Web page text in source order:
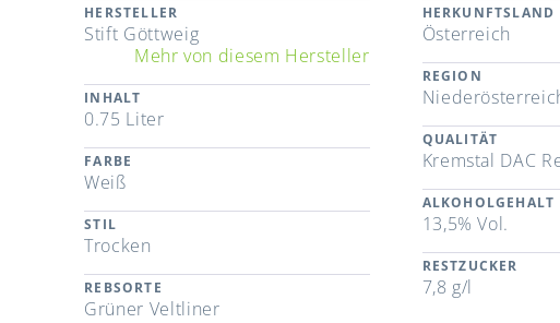
HERSTELLER
Stift Göttweig
Mehr von diesem Hersteller
INHALT
0.75 Liter
FARBE
Weiß
STIL
Trocken
REBSORTE
Grüner Veltliner
HERKUNFTSLAND
Österreich
REGION
QUALITÄT
Kremstal DAC
ALKOHOLGEHALT
13,5% Vol.
RESTZUCKER
7,8 g/l